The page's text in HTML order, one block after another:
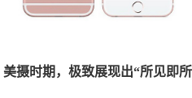
美摄时期，极致展现出“所见即